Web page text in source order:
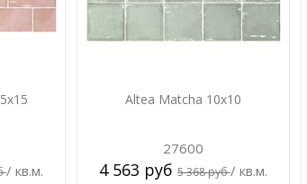
/ кв.м.
Altea Matcha 10x10
27600
4 563 руб 5 368 руб/ кв.м.